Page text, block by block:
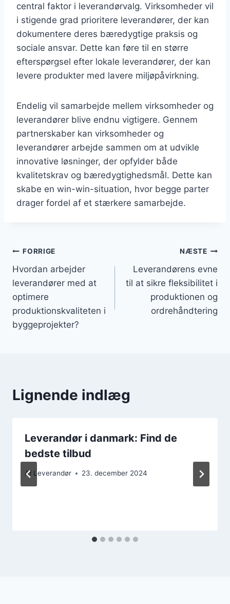
central faktor i leverandørvalg. Virksomheder vil
i stigende grad prioritere leverandører, der kan
dokumentere deres bæredygtige praksis og
sociale ansvar. Dette kan føre til en større
efterspørgsel efter lokale leverandører, der kan
levere produkter med lavere miljøpåvirkning.
Endelig vil samarbejde mellem virksomheder og
leverandører blive endnu vigtigere. Gennem
partnerskaber kan virksomheder og
leverandører arbejde sammen om at udvikle
innovative løsninger, der opfylder både
kvalitetskrav og bæredygtighedsmål. Dette kan
skabe en win-win-situation, hvor begge parter
drager fordel af et stærkere samarbejde.
Indlægsnavigation
FORRIGE
Hvordan arbejder
leverandører med at
optimere
produktionskvaliteten i
byggeprojekter?
NÆSTE
Leverandørens evne
til at sikre fleksibilitet i
produktionen og
ordrehåndtering
Lignende indlæg
Leverandør i danmark: Find de
bedste tilbud
Af Leverandør 23. december 2024